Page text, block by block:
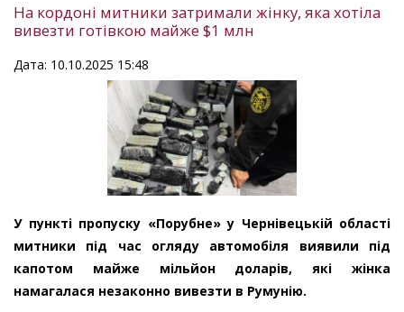
На кордоні митники затримали жінку, яка хотіла
вивезти готівкою майже $1 млн
Дата: 10.10.2025 15:48
У пункті пропуску «Порубне» у Чернівецькій області
митники під час огляду автомобіля виявили під
капотом майже мільйон доларів, які жінка
намагалася незаконно вивезти в Румунію.